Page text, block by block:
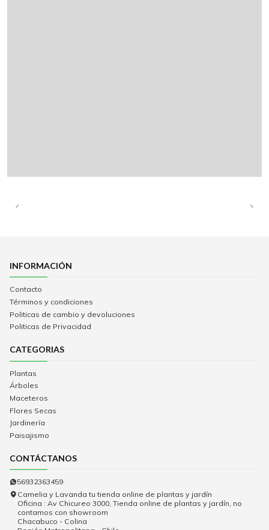
INFORMACIÓN
Contacto
Términos y condiciones
Politicas de cambio y devoluciones
Politicas de Privacidad
CATEGORIAS
Plantas
Árboles
Maceteros
Flores Secas
Jardinería
Paisajismo
CONTÁCTANOS
56932363459
Camelia y Lavanda tu tienda online de plantas y jardín
Oficina : Av Chicureo 3000, Tienda online de plantas y jardín, no
contamos con showroom
Chacabuco - Colina